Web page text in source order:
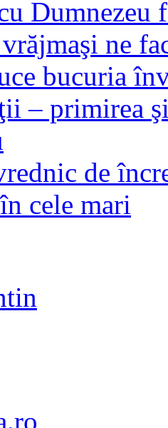
Dumnezeu
ne
bucuria
– primirea
de
cele mari